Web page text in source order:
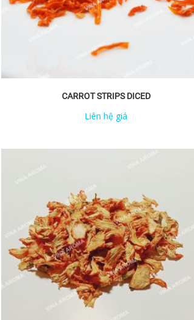
CARROT STRIPS DICED
Liên hệ giá